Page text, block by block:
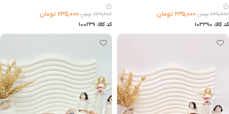
۲۳۹,۴۸۲ تومان ۲۳۵,۰۰۰ تومان
کد کالا: 103390
۲۳۹,۴۸۲ تومان ۲۳۵,۰۰۰ تومان
کد کالا: 100239